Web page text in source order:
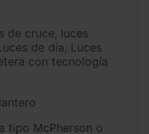
de día, Luces
con tecnología